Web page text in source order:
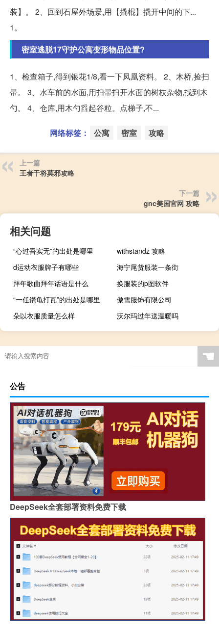
装】。 2、回到石屋外场景,用【撬棍】撬开中间的下...
1。
密室逃脱17守护公寓变形物品位置?
1、检查箱子,得到银花1/8,看一下凤凰资料。 2、木桥,捡扫
帚。 3、水车前的水面,用扫帚扫开水面的树枝杂物,找到木
勺。 4、仓库,用木勺舀起谷粒。点梯子,不...
网络标签： 公寓 密室 攻略
上一篇
王者干将莫邪攻略
下一篇
gnc美国官网 攻略
相关问题
“心过吾实无”的出处是哪里
withstandz 攻略
d运动衣服牌子有哪些
海宁尾货服装一条街
拜年歌曲拜年话语是什么
换服装的p图软件
“一任鑽龟打瓦”的出处是哪里
傲雪服饰有限公司
朵以衣服质量怎么样
沃尔玛过年送温暖吗
☚
公告
DeepSeek全套部署资料免费下载